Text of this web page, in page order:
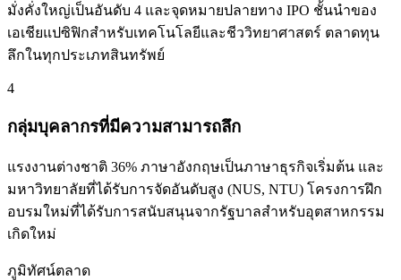
มั่งคั่งใหญ่เป็นอันดับ 4 และจุดหมายปลายทาง IPO ชั้นนำของ
เอเชียแปซิฟิกสำหรับเทคโนโลยีและชีววิทยาศาสตร์ ตลาดทุน
ลึกในทุกประเภทสินทรัพย์
4
กลุ่มบุคลากรที่มีความสามารถลึก
แรงงานต่างชาติ 36% ภาษาอังกฤษเป็นภาษาธุรกิจเริ่มต้น และ
มหาวิทยาลัยที่ได้รับการจัดอันดับสูง (NUS, NTU) โครงการฝึก
อบรมใหม่ที่ได้รับการสนับสนุนจากรัฐบาลสำหรับอุตสาหกรรม
เกิดใหม่
ภูมิทัศน์ตลาด